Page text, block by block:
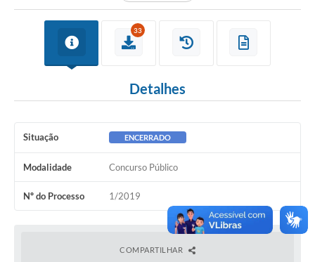
33
Detalhes
Situação ENCERRADO
Modalidade Concurso Público
Nº do Processo 1/2019
COMPARTILHAR